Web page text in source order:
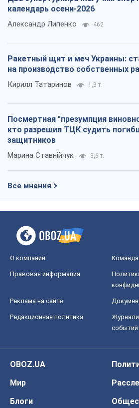
календарь осени-2026
Александр Липенко 462
Ракетный щит и меч Украины:
на производство собственных
Кирилл Татаринов 1,3 т.
Посмертная "презумпция
кто разрешил ТЦК судить
защитников
Марина Ставнійчук 3,6 т.
Все мнения
О компании Команда
Правовая информация
Реклама на сайте
Редакционная политика
событий
OBOZ.UA
Мир
Блоги